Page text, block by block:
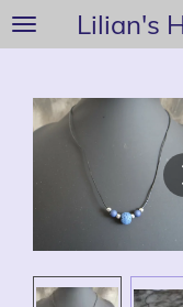
Ga
direct
hoofdinhoud
Lilian's